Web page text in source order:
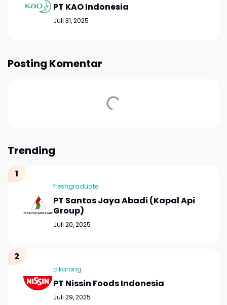
PT KAO Indonesia
Juli 31, 2025
Posting Komentar
Trending
freshgraduate
PT Santos Jaya Abadi (Kapal Api
Group)
Juli 20, 2025
cikarang
PT Nissin Foods Indonesia
Juli 29, 2025